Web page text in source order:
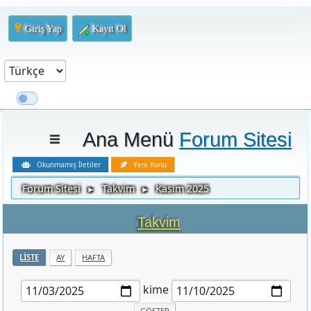
Giriş Yap Kayıt Ol
Ana Menü Forum Sitesi
Okunmamış İletiler Yeni Konu
Forum Sitesi ► Takvim ► Kasım 2025
Takvim
LISTE AY HAFTA
kime